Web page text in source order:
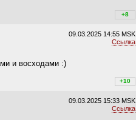
+8
+8/–0
09.03.2025 14:55 MSK
Ссылка
и восходами :)
+10
+10/
09.03.2025 15:33 MSK
Ссылка